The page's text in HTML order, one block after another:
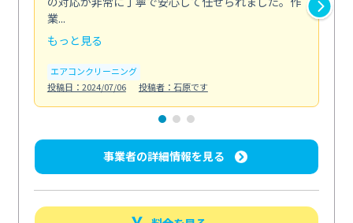
業...
もっと見る
エアコンクリーニング
投稿日：2024/07/06
投稿者：石原です
事業者の詳細情報を見る